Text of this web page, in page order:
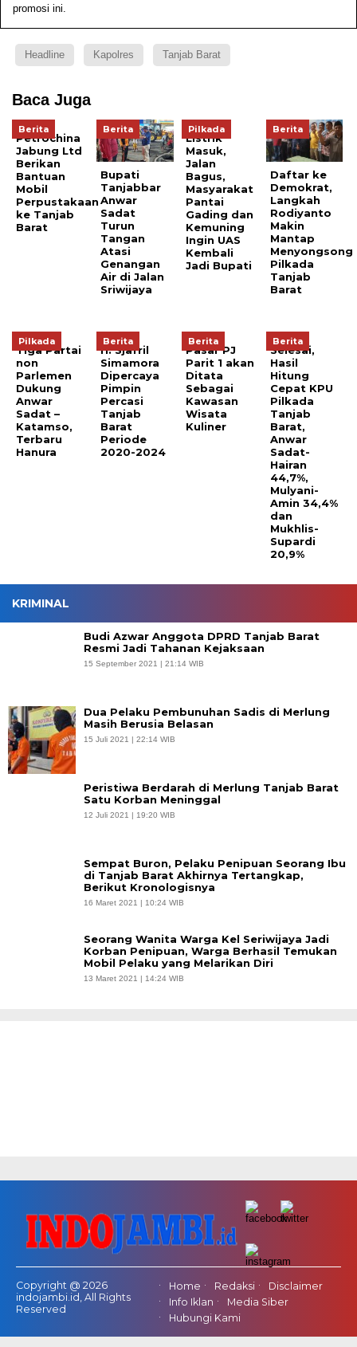
promosi ini.
Headline Kapolres Tanjab Barat
Baca Juga
Berita
Petrochina
Jabung Ltd
Berikan
Bantuan
Mobil
Perpustakaan
ke Tanjab
Barat
Berita
Bupati
Tanjabbar
Anwar
Sadat
Turun
Tangan
Atasi
Genangan
Air di Jalan
Sriwijaya
Pilkada
Listrik
Masuk,
Jalan
Bagus,
Masyarakat
Pantai
Gading dan
Kemuning
Ingin UAS
Kembali
Jadi Bupati
Berita
Daftar ke
Demokrat,
Langkah
Rodiyanto
Makin
Mantap
Menyongsong
Pilkada
Tanjab
Barat
Pilkada
Tiga Partai
non
Parlemen
Dukung
Anwar
Sadat –
Katamso,
Terbaru
Hanura
Berita
H. Sjafril
Simamora
Dipercaya
Pimpin
Percasi
Tanjab
Barat
Periode
2020-2024
Berita
Pasar PJ
Parit 1 akan
Ditata
Sebagai
Kawasan
Wisata
Kuliner
Berita
Selesai,
Hasil
Hitung
Cepat KPU
Pilkada
Tanjab
Barat,
Anwar
Sadat-
Hairan
44,7%,
Mulyani-
Amin 34,4%
dan
Mukhlis-
Supardi
20,9%
KRIMINAL
Budi Azwar Anggota DPRD Tanjab Barat
Resmi Jadi Tahanan Kejaksaan
15 September 2021 | 21:14 WIB
Dua Pelaku Pembunuhan Sadis di Merlung
Masih Berusia Belasan
15 Juli 2021 | 22:14 WIB
Peristiwa Berdarah di Merlung Tanjab Barat
Satu Korban Meninggal
12 Juli 2021 | 19:20 WIB
Sempat Buron, Pelaku Penipuan Seorang Ibu
di Tanjab Barat Akhirnya Tertangkap,
Berikut Kronologisnya
16 Maret 2021 | 10:24 WIB
Seorang Wanita Warga Kel Seriwijaya Jadi
Korban Penipuan, Warga Berhasil Temukan
Mobil Pelaku yang Melarikan Diri
13 Maret 2021 | 14:24 WIB
Copyright @ 2026
indojambi.id, All Rights
Reserved
Home Redaksi
Disclaimer
Info Iklan
Media Siber
Hubungi Kami